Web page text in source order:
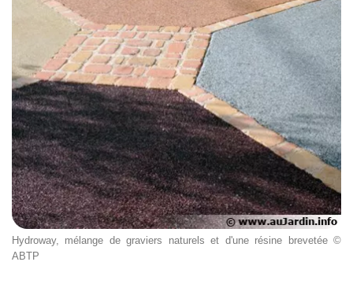
Hydroway, mélange de graviers naturels et d'une résine brevetée ©
ABTP